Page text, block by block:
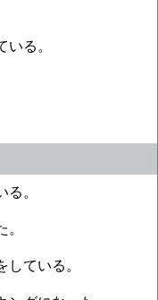
いる。
る。
。
している。